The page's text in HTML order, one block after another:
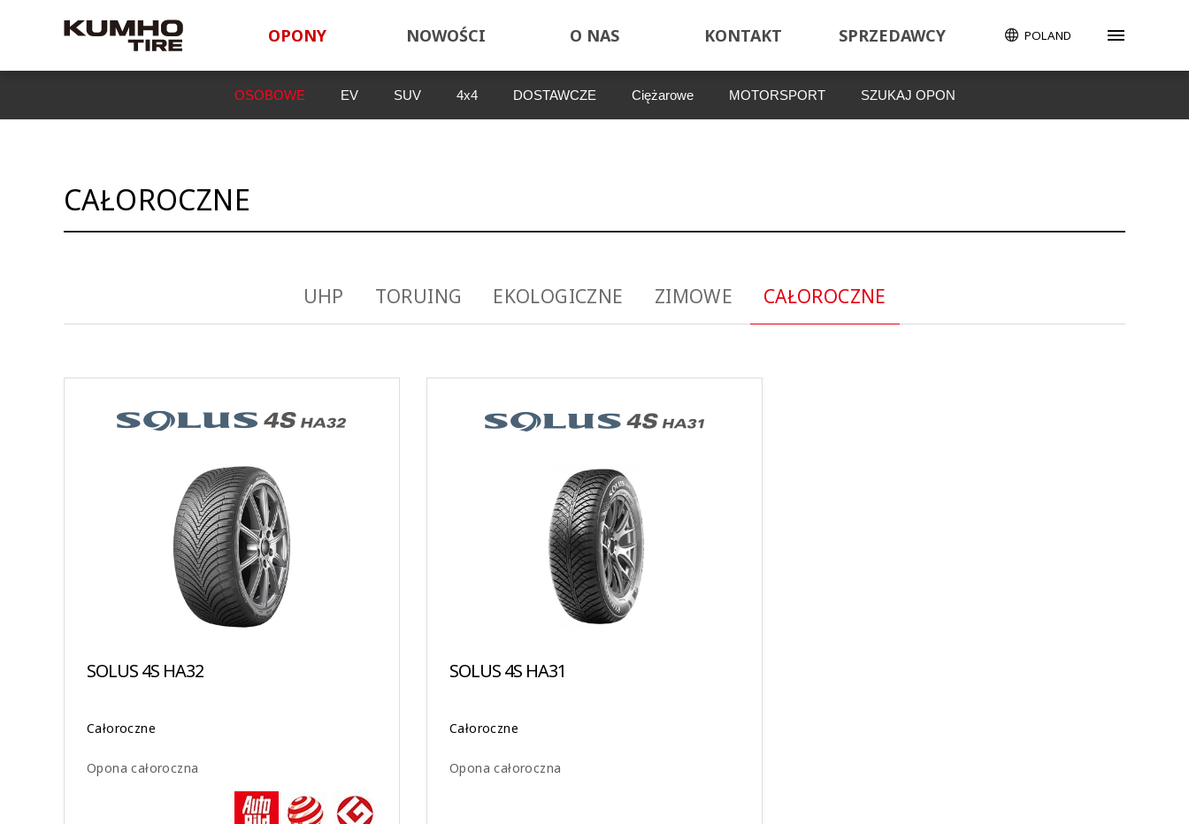
OPONY NOWOŚCI O NAS KONTAKT SPRZEDAWCY POLAND
OSOBOWE EV SUV 4x4 DOSTAWCZE Ciężarowe MOTORSPORT SZUKAJ OPON
CAŁOROCZNE
UHP TORUING EKOLOGICZNE ZIMOWE CAŁOROCZNE
SOLUS 4S HA32
Całoroczne
Opona całoroczna
SOLUS 4S HA31
Całoroczne
Opona całoroczna